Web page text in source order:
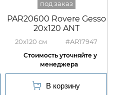
PAR20600 Rovere Gesso
20x120 ANT
20x120 #AR17947